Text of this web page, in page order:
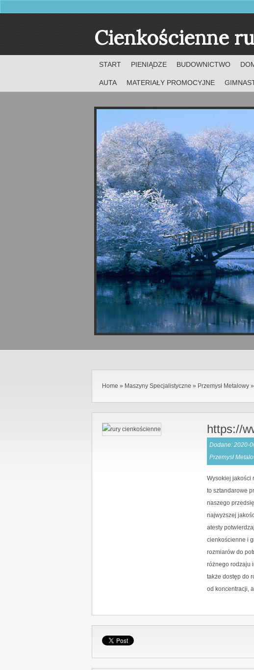
Cienkościenne
START PIENIĄDZE BUDOWNICTWO
AUTA MATERIAŁY PROMOCYJNE
Home » Maszyny Specjalistyczne » Przemysł Metalowy »
https://
Dodane: 2020-
Przemysł
Wysokiej jakości
to sztandarowe
naszego
najwyższej
atesty
cienkościenne i
rozmiarów do
różnego rodzaju
także dostęp do
od koncentracji,